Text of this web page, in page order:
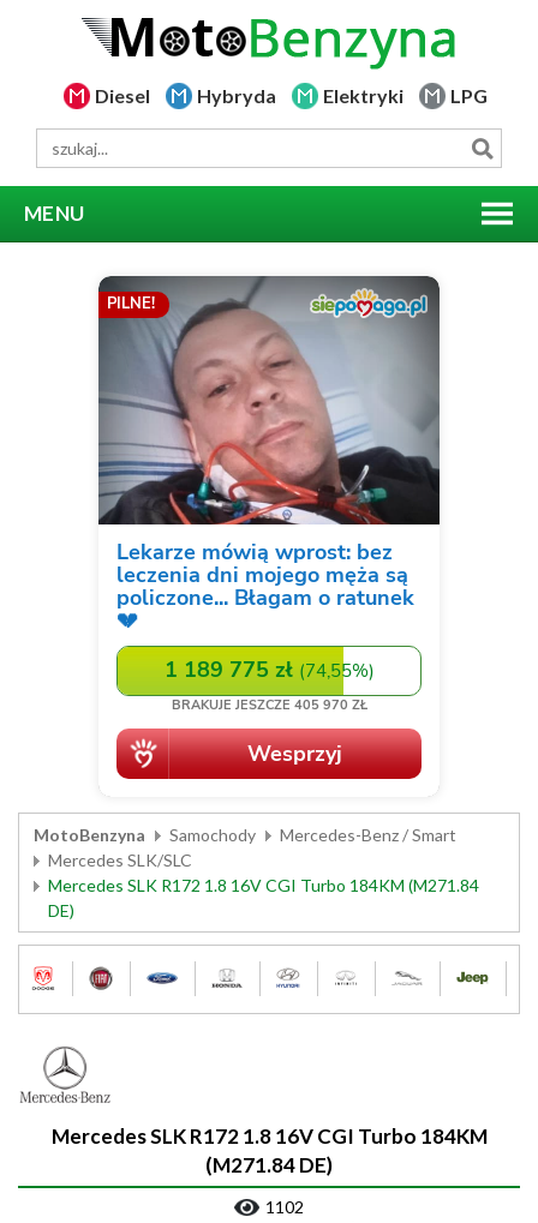
Diesel Hybryda Elektryki LPG
MENU
MotoBenzyna Samochody
Mercedes-Benz / Smart
Mercedes SLK/SLC
Mercedes SLK R172 1.8 16V CGI Turbo 184KM (M271.84
DE)
Mercedes SLK R172 1.8 16V CGI Turbo 184KM
(M271.84 DE)
1102